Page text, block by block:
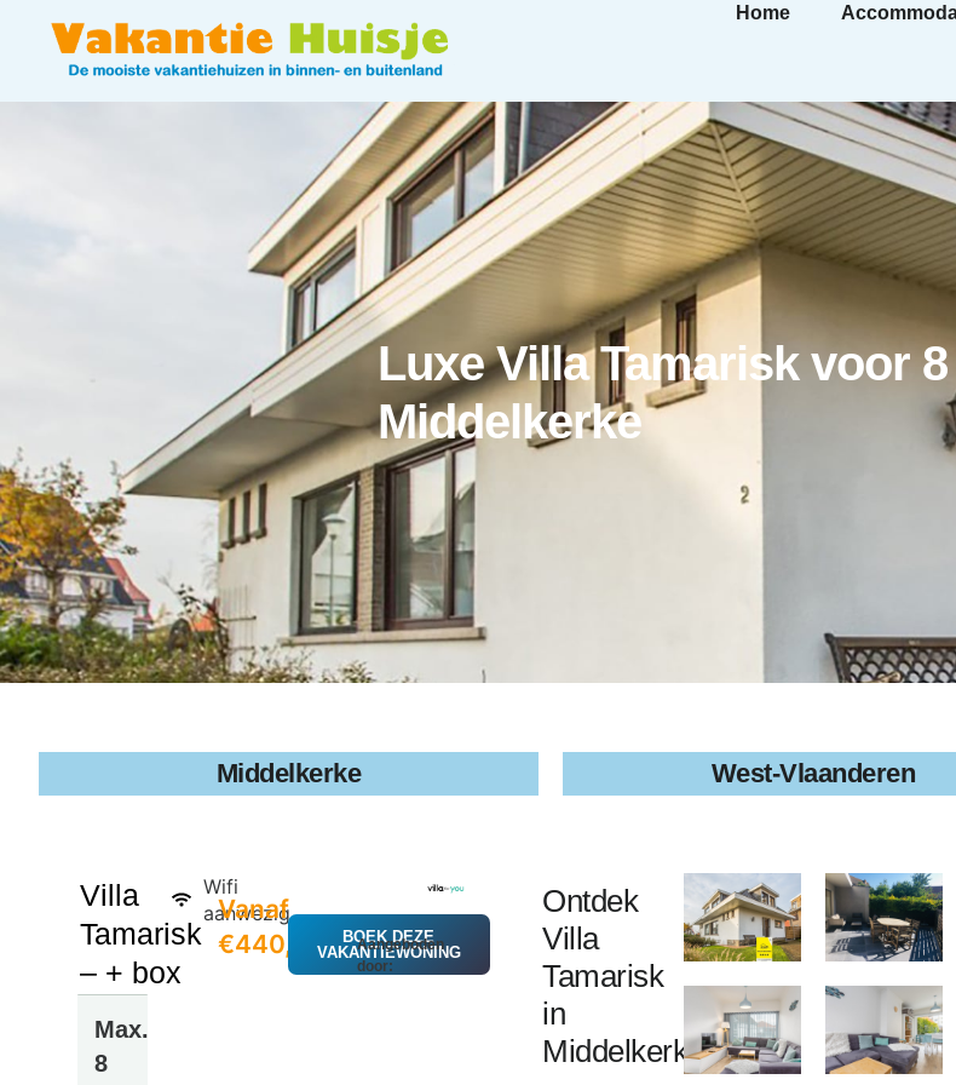
Home
Luxe Villa Tamarisk voor
Middelkerke
Middelkerke West-Vlaanderen
Villa
Tamarisk
– + box
Max.
8
Wifi
aanwezig
Vanaf
€440,16
BOEK DEZE
VAKANTIEWONING
Aangeboden
door:
Ontdek
Villa
Tamarisk
in
Middelkerke